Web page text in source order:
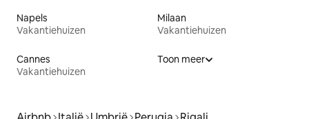
Napels
Vakantiehuizen
Milaan
Vakantiehuizen
Cannes
Vakantiehuizen
Toon meer